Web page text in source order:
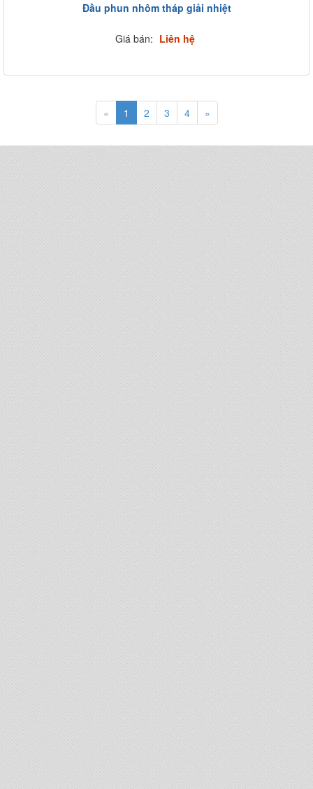
Đầu phun nhôm tháp giải nhiệt
Giá bán: Liên hệ
« 1 2 3 4 »